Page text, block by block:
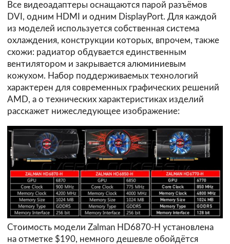
Все видеоадаптеры оснащаются парой разъёмов
DVI, одним HDMI и одним DisplayPort. Для каждой
из моделей используется собственная система
охлаждения, конструкции которых, впрочем, также
схожи: радиатор обдувается единственным
вентилятором и закрывается алюминиевым
кожухом. Набор поддерживаемых технологий
характерен для современных графических решений
AMD, а о технических характеристиках изделий
расскажет нижеследующее изображение:
Стоимость модели Zalman HD6870-H установлена
на отметке $190, немного дешевле обойдётся